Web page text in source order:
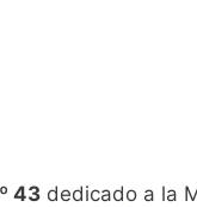
43 dedicado a la